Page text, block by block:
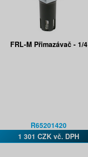
FRL-M Přimazávač - 1/4
R65201420
1 301 CZK vč. DPH